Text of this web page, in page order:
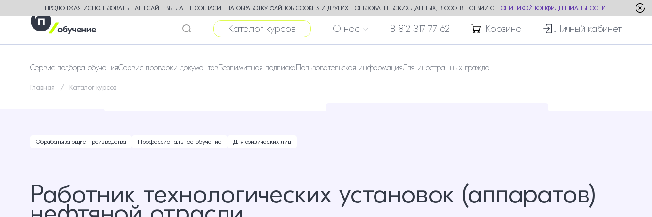
ПРОДОЛЖАЯ ИСПОЛЬЗОВАТЬ НАШ САЙТ, ВЫ ДАЕТЕ СОГЛАСИЕ НА ОБРАБОТКУ ФАЙЛОВ COOKIES И ДРУГИХ ПОЛЬЗОВАТЕЛЬСКИХ ДАННЫХ, В СООТВЕТСТВИИ С ПОЛИТИКОЙ КОНФИДЕНЦИАЛЬНОСТИ .
Каталог курсов О нас 8 812 317 77 62 Корзина Личный кабинет
Сервис подбора обученияСервис проверки документовБезлимитная подпискаПользовательская информацияДля иностранных граждан
Главная Каталог курсов
Обрабатывающие производства Профессиональное обучение Для физических лиц
Работник технологических установок (аппаратов)